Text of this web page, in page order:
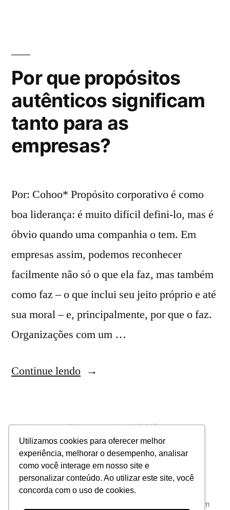
Utilizamos cookies para oferecer melhor
experiência, melhorar o desempenho, analisar
como você interage em nosso site e
personalizar conteúdo. Ao utilizar este site, você
concorda com o uso de cookies.
Por que propósitos
autênticos significam
tanto para as
empresas?
Por: Cohoo* Propósito corporativo é como
boa liderança: é muito difícil defini-lo, mas é
óbvio quando uma companhia o tem. Em
empresas assim, podemos reconhecer
facilmente não só o que ela faz, mas também
como faz – o que inclui seu jeito próprio e até
sua moral – e, principalmente, por que o faz.
Organizações com um …
Continue lendo
lucas
6 de novembro de 2015
Inovação
autenticidade, propósito
Deixe um comentário
Orgulhosamente desenvolvido com